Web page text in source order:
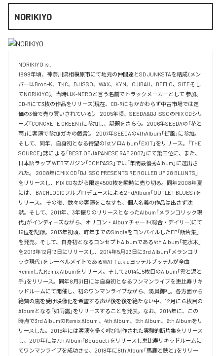
NORIKIYO
NORIKIYO is...
1999年頃、神奈川県相模原市にて地元の仲間達とSD JUNKSTAを結成 (メン
バーはBron-K、TKC、DJ ISSO、WAX、KYN、OJIBAH、DEFLO、SITEそし
てNORIKIYO)。当時はK-NEROと言う名前でトラックメーカーとして 参加。
CD-Rにて3枚の作品をリリース(現在、CD-Rにもかかわらず中古市場では定
価の3倍で売り買いされている)。 2005年頃、SEEDA&DJ ISSOのMIX CDシリ
ーズ「CONCRETE GREEN」に参加し、話題をさらう。2006年SEEDAの「花と
雨」に客演で参加(ガキの戯言)。 2007年SEEDAの4thAlbum「街風」に参加。
そして、同年、自身初となる待望の1stソロAlbum「EXIT」をリリース。「THE
SOURCE」誌に よる「BEST OF JAPANESE RAP 2007」にて第三位に、また、
日本語ラップ WEBマガジン「COMPASS」では「年間最優秀Album」に選出さ
れた。 2008年にMIX CD「DJ ISSO PRESENTS RE ROLLED UP 28 BLUNTS」
をリリースし、MIX CDながら限定4500枚を瞬時に売り切る。同年2008年夏
には、 BACHLOGICフルプロデュースによる2ndAlbum「OUTLET BLUES」を
リリース。 その後、数々の客演をこなすも、個人名義の作品は出さず沈
黙。そして、2011年、3年振りのリリースとなったAlbum「メランコリック現
代」がインディーズながら、オリコン・Albumチャート(総合・デイリー)にて
16位を記録。2013年初頭、昨年までのSingleをコンパイルしたEP「断片集」
を発売。そして、自身初となるコンセプトAlbumである4th Album「花水木」
を2013年12月13日にリリースし、2014年5月23日に3rd Album「メランコリ
ック現代」をレーベルメイトであるWATT a.k.aヨッテルブッテルが全曲
RemixしたRemix Albumをリリース。そして2014に5枚目のAlbum「雲と泥と
手」をリリース。同年8月31日には自身初となるワンマンライブを恵比寿リキ
ッドルームにて開催し、初のワンマンライブながら、満員御礼。各方面から
絶賛の嵐を受け映像化を希望する声が後を後を絶たない中、12月に６枚目の
Albumとなる「如雨露」をリリースすることを発表。なお、2014年に、この
時点で3rd AlbumのRemix Album 、4th Album、5th Album、6th Albumをリ
リースした。2015年には客演を多く呼び制作された実験的断片集をリリース
し、2017年には7th Album「Bouquet」をリリースし恵比寿リキッドルームに
てワンマンライブを成功させ、2018年に8th Album「馬鹿と鋏と」をリリー